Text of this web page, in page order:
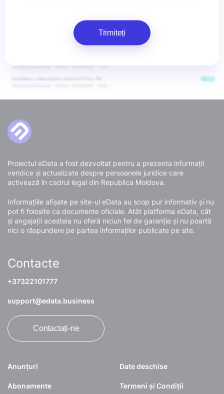
Trimiteți
Proiectul eData a fost dezvoltat pentru a prezenta informații
veridice și actualizate despre persoanele juridice care
activează în cadrul legal din Republica Moldova.
Informațiile afișate pe site-ul eData au scop pur informativ și nu
pot fi folosite ca documente oficiale. Atât platforma eData, cât
și angajații acesteia nu oferă niciun fel de garanție și nu poartă
nici o răspundere pe partea informaților publicate pe site.
Anunțuri
Abonamente
Date deschise
Termeni și Condiții
Contacte
+37322101777
support@edata.business
Contactați-ne